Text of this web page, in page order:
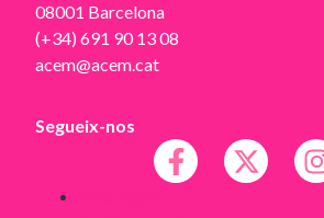
08001 Barcelona
(+34) 691 90 13 08
acem@acem.cat
Segueix-nos